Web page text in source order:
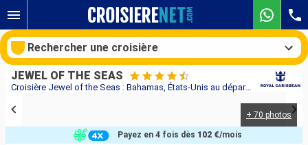
Croisière Jewel of the Seas : Bahamas, États-Unis au départ de Fort Lauderdale
JEWEL OF THE SEAS
+ 70 photos
Payez en 4 fois dès 102 €/mois
Rechercher une croisière